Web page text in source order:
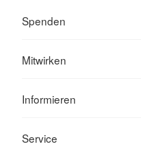
Spenden
Mitwirken
Informieren
Service